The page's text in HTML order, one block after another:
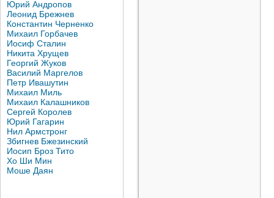
Юрий Андропов
Леонид Брежнев
Константин Черненко
Михаил Горбачев
Иосиф Сталин
Никита Хрущев
Георгий Жуков
Василий Маргелов
Петр Ивашутин
Михаил Миль
Михаил Калашников
Сергей Королев
Юрий Гагарин
Нил Армстронг
Збигнев Бжезинский
Иосип Броз Тито
Хо Ши Мин
Моше Даян